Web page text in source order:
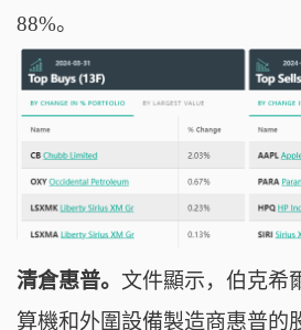
88%。
清倉惠普。 文件顯示，伯克希
算機和外圍設備製造商惠普的